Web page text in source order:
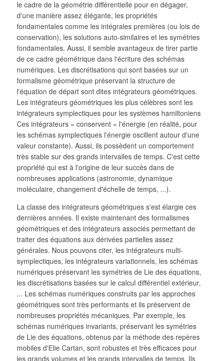
le cadre de la géométrie différentielle pour en dégager,
d'une manière assez élégante, les propriétés
fondamentales comme les intégrales premières (ou lois de
conservation), les solutions auto-similaires et les symétries
fondamentales. Aussi, il semble avantageux de tirer partie
de ce cadre géométrique dans l'écriture des schémas
numériques. Les discrétisations qui sont basées sur un
formalisme géométrique préservant la structure de
l'équation de départ sont dites intégrateurs géométriques.
Les intégrateurs géométriques les plus célèbres sont les
intégrateurs symplectiques pour les systèmes hamiltoniens
Ces intégrateurs « conservent » l'énergie (en réalité, pour
les schémas symplectiques l'énergie oscillent autour d'une
valeur constante). Aussi, ils possèdent un comportement
très stable sur des grands intervalles de temps. C'est cette
propriété qui est à l'origine de leur succès dans de
nombreuses applications (astronomie, dynamique
moléculaire, changement d'échelle de temps, ...).
La classe des intégrateurs géométriques s'est élargie ces
dernières années. Il existe maintenant des formalismes
géométriques et des intégrateurs associés permettant de
traiter des équations aux dérivées partielles assez
générales. Nous pouvons citer, les intégrateurs multi-
symplectiques, les intégrateurs variationnels, les schémas
numériques préservant les symétries de Lie des équations,
les discrétisations basées sur le calcul différentiel extérieur,
... Les schémas numériques construits par les approches
géométriques sont très performants et ils préservent de
nombreuses propriétés mécaniques. Par exemple, les
schémas numériques invariants, préservant les symétries
de Lie des équations, obtenus par la méthode des repères
mobiles d'Elie Cartan, sont robustes et très efficaces pour
les grands volumes et les grands intervalles de temps. Ils